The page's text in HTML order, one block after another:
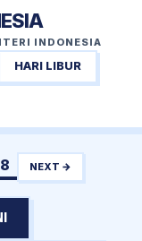
INDONESIA
HARI LIBUR
NEXT →